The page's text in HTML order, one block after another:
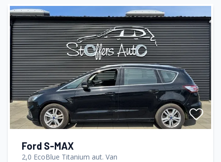
Ford S-MAX
2,0 EcoBlue Titanium aut. Van